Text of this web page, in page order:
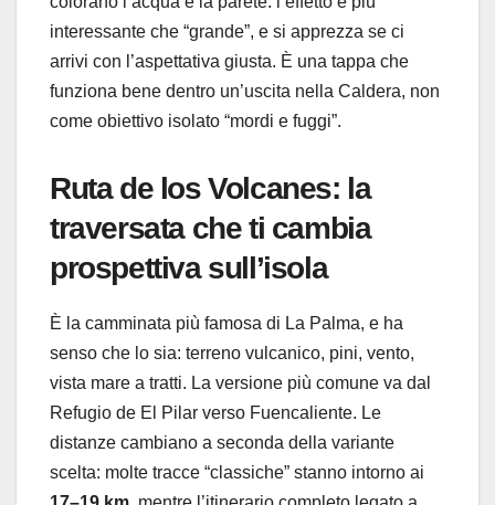
interessante che “grande”, e si apprezza se ci
arrivi con l’aspettativa giusta. È una tappa che
funziona bene dentro un’uscita nella Caldera, non
come obiettivo isolato “mordi e fuggi”.
Ruta de los Volcanes: la
traversata che ti cambia
prospettiva sull’isola
È la camminata più famosa di La Palma, e ha
senso che lo sia: terreno vulcanico, pini, vento,
vista mare a tratti. La versione più comune va dal
Refugio de El Pilar verso Fuencaliente. Le
distanze cambiano a seconda della variante
scelta: molte tracce “classiche” stanno intorno ai